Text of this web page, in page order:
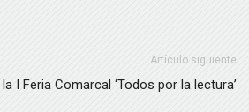
Artículo siguiente
I Feria Comarcal ‘Todos por la lectura’